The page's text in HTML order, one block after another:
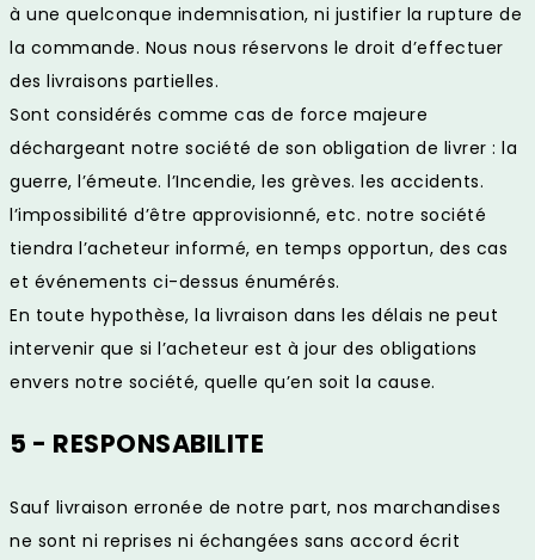
à une quelconque indemnisation, ni justifier la rupture de
la commande. Nous nous réservons le droit d’effectuer
des livraisons partielles.
Sont considérés comme cas de force majeure
déchargeant notre société de son obligation de livrer : la
guerre, l’émeute. l’Incendie, les grèves. les accidents.
l’impossibilité d’être approvisionné, etc. notre société
tiendra l’acheteur informé, en temps opportun, des cas
et événements ci-dessus énumérés.
En toute hypothèse, la livraison dans les délais ne peut
intervenir que si l’acheteur est à jour des obligations
envers notre société, quelle qu’en soit la cause.
5 - RESPONSABILITE
Sauf livraison erronée de notre part, nos marchandises
ne sont ni reprises ni échangées sans accord écrit